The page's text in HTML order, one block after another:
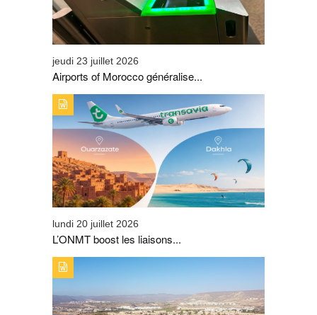
jeudi 23 juillet 2026
Airports of Morocco généralise...
TYPE DE PUBLICATION : A_LA_UNETITRE : L’ONMT
BOOST LES LIAISONS AÉRIENNES SUR OUARZAZATE
ET DE DAKHLA
lundi 20 juillet 2026
L’ONMT boost les liaisons...
TYPE DE PUBLICATION : A_LA_UNETITRE : TAGHAZOUT
BAY CHANGE D’ÉCHELLE ET SIGNE SON PLUS BEL
ÉTÉ